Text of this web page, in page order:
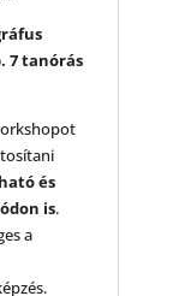
7 tanórás
és
is.
a